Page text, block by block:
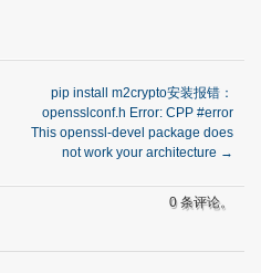
pip install m2crypto安装报错：
opensslconf.h Error: CPP #error
This openssl-devel package does
not work your architecture →
0 条评论。